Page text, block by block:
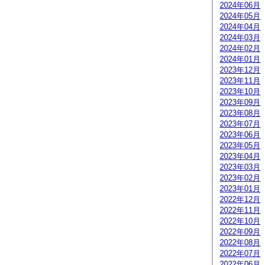
2024年06月
2024年05月
2024年04月
2024年03月
2024年02月
2024年01月
2023年12月
2023年11月
2023年10月
2023年09月
2023年08月
2023年07月
2023年06月
2023年05月
2023年04月
2023年03月
2023年02月
2023年01月
2022年12月
2022年11月
2022年10月
2022年09月
2022年08月
2022年07月